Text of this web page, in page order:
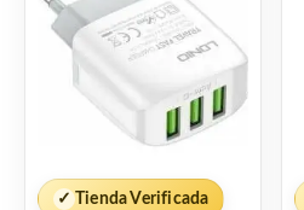
✓ Tienda Verificada